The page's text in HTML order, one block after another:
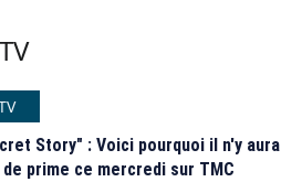
Story" : Voici pourquoi il n'y aura
de prime ce mercredi sur TMC